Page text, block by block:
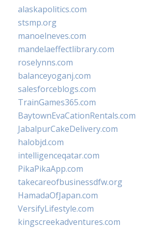
alaskapolitics.com
stsmp.org
manoelneves.com
mandelaeffectlibrary.com
roselynns.com
balanceyoganj.com
salesforceblogs.com
TrainGames365.com
BaytownEvaCationRentals.com
JabalpurCakeDelivery.com
halobjd.com
intelligenceqatar.com
PikaPikaApp.com
takecareofbusinessdfw.org
HamadaOfJapan.com
VersifyLifestyle.com
kingscreekadventures.com